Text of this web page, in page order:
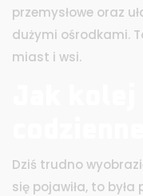
przemysłowe oraz
dużymi ośrodkami.
miast i wsi.
Dziś trudno
się pojawiła, to